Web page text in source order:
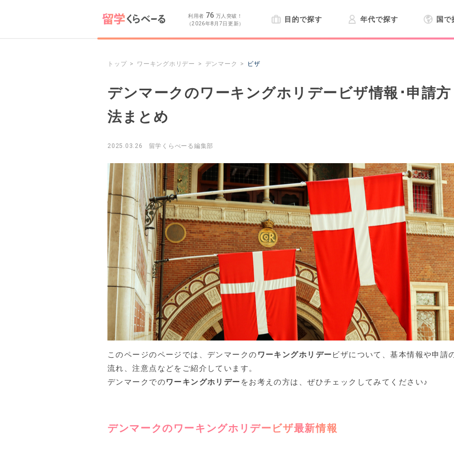
利用者 76 万人突破！
（2026年8月7日更新）
目的で探す 年代で探す 国で
トップ ワーキングホリデー デンマーク ビザ
デンマークのワーキングホリデービザ情報･申請方
法まとめ
2025.03.26 留学くらべーる編集部
このページのページでは、デンマークの ワーキングホリデービザについて、基本情報や申請
流れ、注意点などをご紹介しています。
デンマークでのワーキングホリデー をお考えの方は、ぜひチェックしてみてください♪
デンマークのワーキングホリデー ビザ最新情報